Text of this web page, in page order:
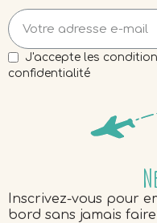
J'accepte les
confidentialité
Inscrivez-vous pour
bord sans jamais